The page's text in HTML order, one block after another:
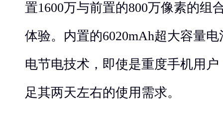
置1600万与前置的800万像素的组
体验。内置的6020mAh超大容量
电节电技术，即使是重度手机用户
足其两天左右的使用需求。